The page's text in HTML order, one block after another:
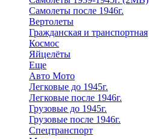
Самолеты после 1946г.
Вертолеты
Гражданская и транспортная
Космос
Яйцелёты
Еще
Авто Мото
Легковые до 1945г.
Легковые после 1946г.
Грузовые до 1945г.
Грузовые после 1946г.
Спецтранспорт